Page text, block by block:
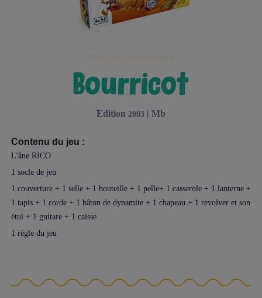
bourricot
edition 2003 | mb
Contenu du jeu :
L'âne RICO
1 socle de jeu
1 couverture + 1 selle + 1 bouteille + 1 pelle+ 1 casserole + 1 lanterne +
1 tapis + 1 corde + 1 bâton de dynamite + 1 chapeau + 1 revolver et son
étui + 1 guitare + 1 caisse
1 règle du jeu